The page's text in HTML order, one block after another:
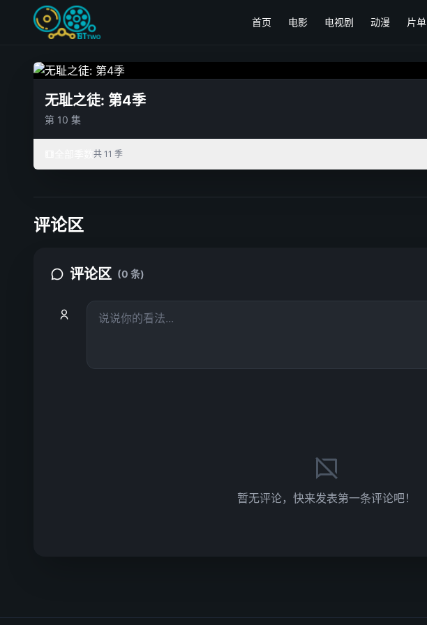
首页 电影 电视剧 动漫 片单
无耻之徒: 第4季
第 10 集
共 11 季
评论区
评论区 (0 条)
暂无评论，快来发表第一条评论吧！